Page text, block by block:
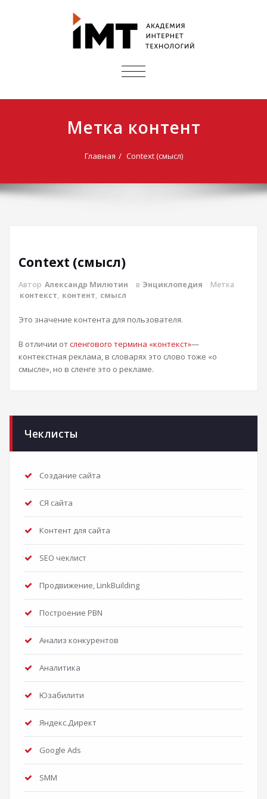
ПОКАЗАТЬ/
Метка контент
Главная Context (смысл)
Context (смысл)
Автор Александр Милютин в Энциклопедия
Метка
контекст, контент, смысл
Это значение контента для пользователя.
В отличии отсленгового термина «контекст»—
контекстная реклама, в словарях это слово тоже «о
смысле», но в сленге это о рекламе.
Чеклисты
Создание сайта
СЯ сайта
Контент для сайта
SEO чеклист
Продвижение, LinkBuilding
Построение PBN
Анализ конкурентов
Аналитика
Юзабилити
Яндекс.Директ
Google Ads
SMM